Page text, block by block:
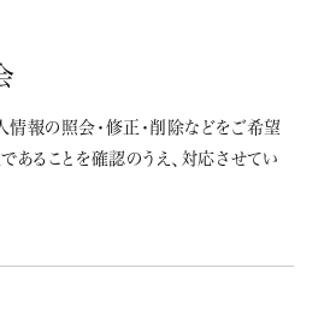
報の照会・修正・削除などをご希望
あることを確認のうえ、対応させてい